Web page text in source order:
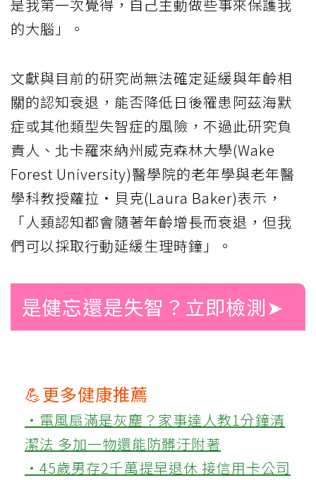
是我第一次覺得，自己主動做些事來保護我
的大腦」。
文獻與目前的研究尚無法確定延緩與年齡相
關的認知衰退，能否降低日後罹患阿茲海默
症或其他類型失智症的風險，不過此研究負
責人、北卡羅來納州威克森林大學(Wake
Forest University)醫學院的老年學與老年醫
學科教授蘿拉‧貝克(Laura Baker)表示，
「人類認知都會隨著年齡增長而衰退，但我
們可以採取行動延緩生理時鐘」。
是健忘還是失智？立即檢測➤
💪更多健康推薦
‧電風扇滿是灰塵？家事達人教1分鐘清
潔法 多加一物還能防髒汙附著
‧45歲男存2千萬提早退休 接信用卡公司